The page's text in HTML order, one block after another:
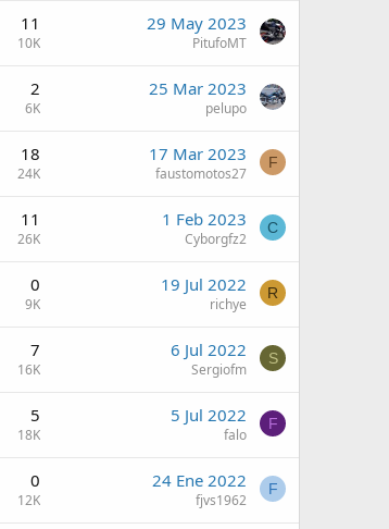
11
10K
29 May 2023
PitufoMT
2
6K
25 Mar 2023
pelupo
18
24K
17 Mar 2023
faustomotos27
F
11
26K
1 Feb 2023
Cyborgfz2
C
0
9K
19 Jul 2022
richye
R
7
16K
6 Jul 2022
Sergiofm
S
5
18K
5 Jul 2022
falo
F
0
12K
24 Ene 2022
fjvs1962
F